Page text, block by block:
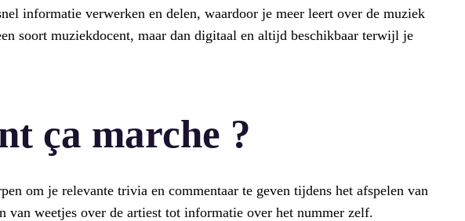
informatie verwerken en delen, waardoor je meer leert over de muziek
soort muziekdocent, maar dan digitaal en altijd beschikbaar terwijl je
ça marche ?
om je relevante trivia en commentaar te geven tijdens het afspelen van
van weetjes over de artiest tot informatie over het nummer zelf.